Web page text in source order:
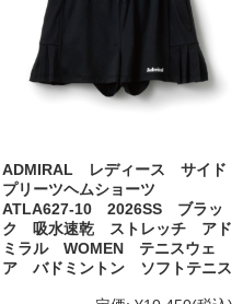
ADMIRAL レディース サイド
プリーツヘムショーツ
ATLA627-10 2026SS ブラッ
ク 吸水速乾 ストレッチ アド
ミラル WOMEN テニスウェ
ア バドミントン ソフトテニス